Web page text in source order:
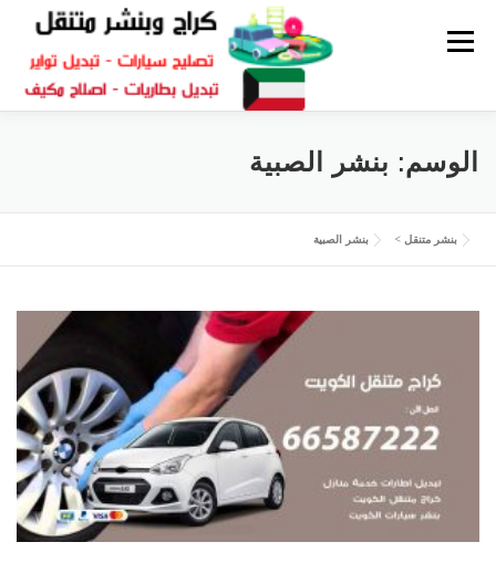
القائمة
بنشر الكويت كراج متنقلالوسم: بنشر الصبية
بنشر متنقل > بنشر الصبية